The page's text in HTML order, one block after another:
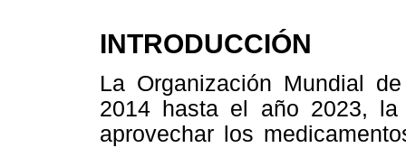
INTRODUCCIÓN
La Organización Mundial
2014 hasta el año 2023, la
aprovechar los